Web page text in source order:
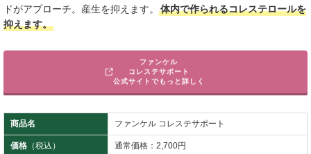
ドがアプローチ。産生を抑えます。
体内で作られるコレステロールを
抑えます。
ファンケル
コレステサポート
公式サイトでもっと詳しく
商品名 ファンケル コレステサポート
価格 （税込） 通常価格：2,700円